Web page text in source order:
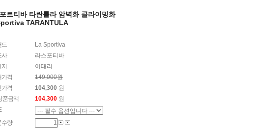
르티바 타란툴라 암벽화 클라이밍화
TARANTULA
드
La Sportiva
사
라스포티바
이태리
가격
149,000원
가격
104,300 원
품금액
104,300 원
수량